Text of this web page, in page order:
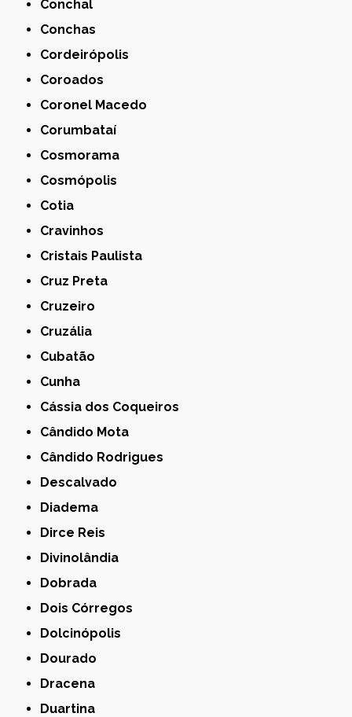
Conchal
Conchas
Cordeirópolis
Coroados
Coronel Macedo
Corumbataí
Cosmorama
Cosmópolis
Cotia
Cravinhos
Cristais Paulista
Cruz Preta
Cruzeiro
Cruzália
Cubatão
Cunha
Cássia dos Coqueiros
Cândido Mota
Cândido Rodrigues
Descalvado
Diadema
Dirce Reis
Divinolândia
Dobrada
Dois Córregos
Dolcinópolis
Dourado
Dracena
Duartina